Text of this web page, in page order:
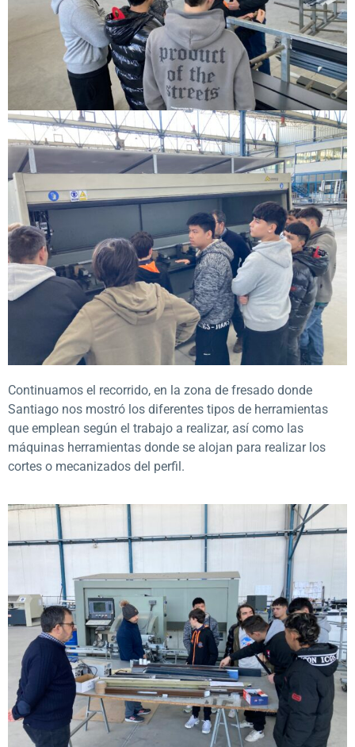
Continuamos el recorrido, en la zona de fresado donde
Santiago nos mostró los diferentes tipos de herramientas
que emplean según el trabajo a realizar, así como las
máquinas herramientas donde se alojan para realizar los
cortes o mecanizados del perfil.